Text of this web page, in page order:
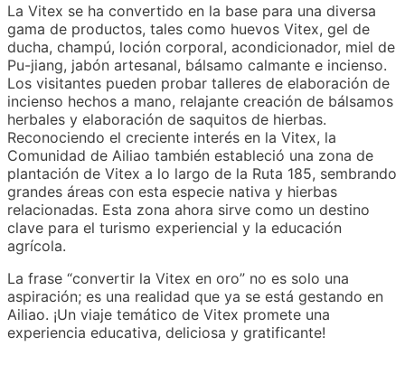
La Vitex se ha convertido en la base para una diversa
gama de productos, tales como huevos Vitex, gel de
ducha, champú, loción corporal, acondicionador, miel de
Pu-jiang, jabón artesanal, bálsamo calmante e incienso.
Los visitantes pueden probar talleres de elaboración de
incienso hechos a mano, relajante creación de bálsamos
herbales y elaboración de saquitos de hierbas.
Reconociendo el creciente interés en la Vitex, la
Comunidad de Ailiao también estableció una zona de
plantación de Vitex a lo largo de la Ruta 185, sembrando
grandes áreas con esta especie nativa y hierbas
relacionadas. Esta zona ahora sirve como un destino
clave para el turismo experiencial y la educación
agrícola.
La frase “convertir la Vitex en oro” no es solo una
aspiración; es una realidad que ya se está gestando en
Ailiao. ¡Un viaje temático de Vitex promete una
experiencia educativa, deliciosa y gratificante!